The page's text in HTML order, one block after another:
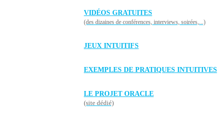
VIDÉOS GRATUITES
(des dizaines de conférences, interviews, soirées,...)
JEUX INTUITIFS
EXEMPLES DE PRATIQUES INTUITIVES
LE PROJET ORACLE
(site dédié)